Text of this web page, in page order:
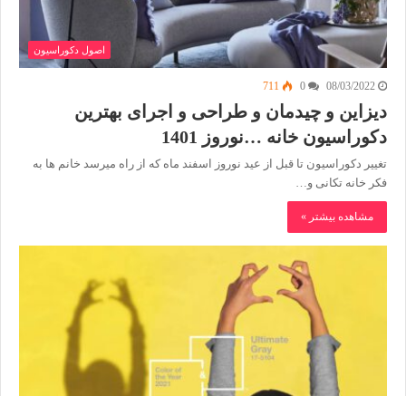
اصول دکوراسیون
08/03/2022
711
دیزاین و چیدمان و طراحی و اجرای بهترین
دکوراسیون خانه …نوروز 1401
تغییر دکوراسیون تا قبل از عید نوروز اسفند ماه که از راه میرسد خانم ها به
فکر خانه تکانی و…
مشاهده بیشتر »